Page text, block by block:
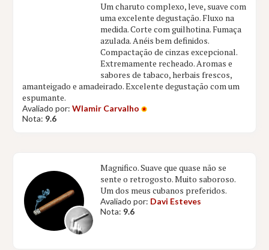
Um charuto complexo, leve, suave com
uma excelente degustação. Fluxo na
medida. Corte com guilhotina. Fumaça
azulada. Anéis bem definidos.
Compactação de cinzas excepcional.
Extremamente recheado. Aromas e
sabores de tabaco, herbais frescos,
amanteigado e amadeirado. Excelente degustação com um
espumante.
Avaliado por:Wlamir Carvalho
Nota: 9.6
Magnifico. Suave que quase não se
sente o retrogosto. Muito saboroso.
Um dos meus cubanos preferidos.
Avaliado por: Davi Esteves
Nota: 9.6